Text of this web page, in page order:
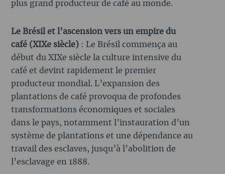
plus grand producteur de café au monde.
Le Brésil et l’ascension vers un empire du
café (XIXe siècle) : Le Brésil commença au
début du XIXe siècle la culture intensive du
café et devint rapidement le premier
producteur mondial. L’expansion des
plantations de café provoqua de profondes
transformations économiques et sociales
dans le pays, notamment l’instauration d’un
système de plantations et une dépendance au
travail des esclaves, jusqu’à l’abolition de
l’esclavage en 1888.